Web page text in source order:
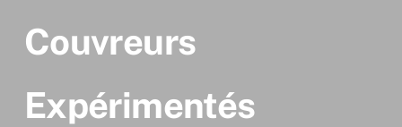
Couvreurs
Expérimentés